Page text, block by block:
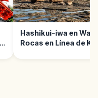
Hashikui-iwa en
Rocas en Línea de